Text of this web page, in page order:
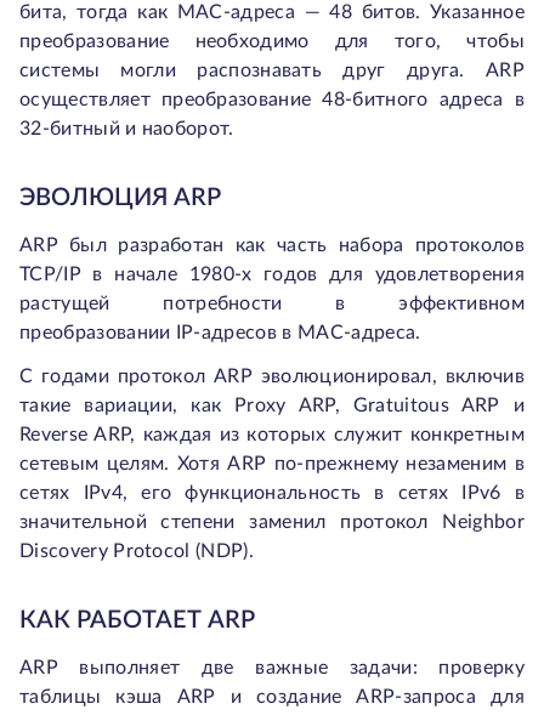
бита, тогда как MAC-адреса — 48 битов. Указанное
преобразование необходимо для того, чтобы
системы могли распознавать друг друга. ARP
осуществляет преобразование 48-битного адреса в
32-битный и наоборот.
ЭВОЛЮЦИЯ ARP
ARP был разработан как часть набора протоколов
TCP/IP в начале 1980-х годов для удовлетворения
растущей потребности в эффективном
преобразовании IP-адресов в MAC-адреса.
С годами протокол ARP эволюционировал, включив
такие вариации, как Proxy ARP, Gratuitous ARP и
Reverse ARP, каждая из которых служит конкретным
сетевым целям. Хотя ARP по-прежнему незаменим в
сетях IPv4, его функциональность в сетях IPv6 в
значительной степени заменил протокол Neighbor
Discovery Protocol (NDP).
КАК РАБОТАЕТ ARP
ARP выполняет две важные задачи: проверку
таблицы кэша ARP и создание ARP-запроса для